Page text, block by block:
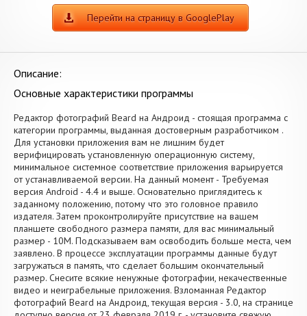
Перейти на страницу в GooglePlay
Описание:
Основные характеристики программы
Редактор фотографий Beard на Андроид - стоящая программа с
категории программы, выданная достоверным разработчиком .
Для установки приложения вам не лишним будет
верифицировать установленную операционную систему,
минимальное системное соответствие приложения варьируется
от устанавливаемой версии. На данный момент - Требуемая
версия Android - 4.4 и выше. Основательно приглядитесь к
заданному положению, потому что это головное правило
издателя. Затем проконтролируйте присутствие на вашем
планшете свободного размера памяти, для вас минимальный
размер - 10M. Подсказываем вам освободить больше места, чем
заявлено. В процессе эксплуатации программы данные будут
загружаться в память, что сделает большим окончательный
размер. Снесите всякие ненужные фотографии, некачественные
видео и неиграбельные приложения. Взломанная Редактор
фотографий Beard на Андроид, текущая версия - 3.0, на странице